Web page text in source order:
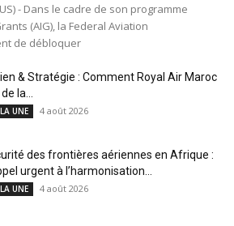
- Dans le cadre de son programme
(AIG), la Federal Aviation
de débloquer
& Stratégie : Comment Royal Air Maroc
la...
UNE 4 août 2026
des frontières aériennes en Afrique :
urgent à l’harmonisation...
UNE 4 août 2026